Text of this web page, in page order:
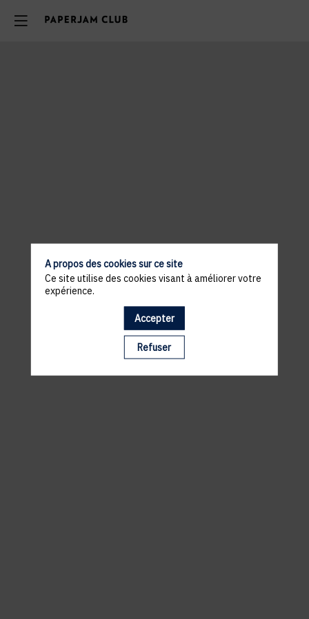
Il manque du contenu : rafraichissez votre navigateur
A propos des cookies sur ce site
Ce site utilise des cookies visant à améliorer votre
expérience.
Accepter
Refuser